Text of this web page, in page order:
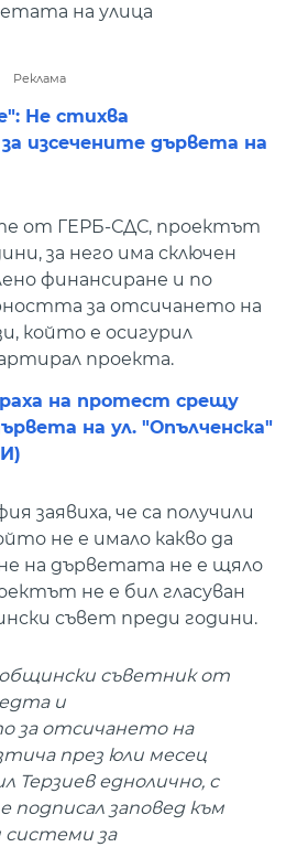
на улица
Реклама
Не стихва
изсечените дървета на
от ГЕРБ-СДС, проектът
за него има сключен
финансиране и по
за отсичането на
който е осигурил
проекта.
на протест срещу
на ул. "Опълченска"
заявиха, че са получили
не е имало какво да
на дърветата не е щяло
не е бил гласуван
съвет преди години.
съветник от
и
за отсичането на
през юли месец
Терзиев еднолично, с
подписал заповед към
системи за